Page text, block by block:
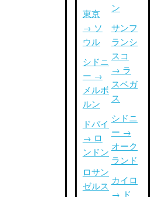
東京
→ ソ
ウル
シドニ
ー →
メルボ
ルン
ドバイ
→ ロ
ンドン
ロサン
ゼルス
ン
サンフ
ランシ
スコ
→ ラ
スベガ
ス
シドニ
ー →
オーク
ランド
カイロ
→ ド